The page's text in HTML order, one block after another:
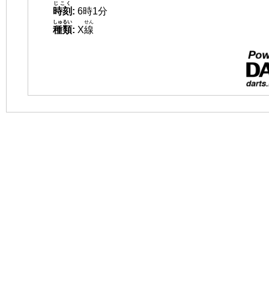
時刻
じこく
: 6時1分
種類
しゅるい
: X線
せん